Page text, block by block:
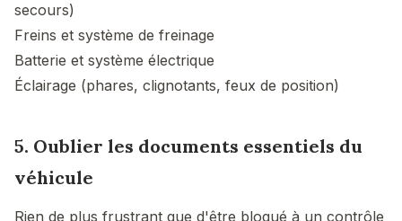
secours)
Freins et système de freinage
Batterie et système électrique
Éclairage (phares, clignotants, feux de position)
5. Oublier les documents essentiels du
véhicule
Rien de plus frustrant que d'être bloqué à un contrôle